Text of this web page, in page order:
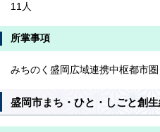
11人
所掌事項
みちのく盛岡広域連携中枢都市
盛岡市まち・ひと・しごと創